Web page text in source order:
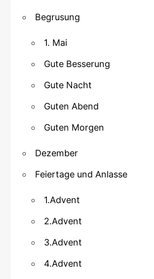
Begrusung
1. Mai
Gute Besserung
Gute Nacht
Guten Abend
Guten Morgen
Dezember
Feiertage und Anlasse
1.Advent
2.Advent
3.Advent
4.Advent